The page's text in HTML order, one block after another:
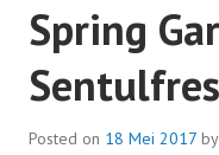
Spring
Posted on 18 Mei 2017 by